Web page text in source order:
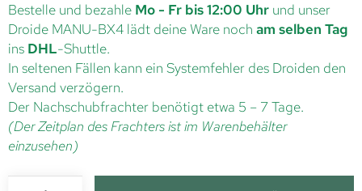
Bestelle und bezahle Mo - Fr bis 12:00 Uhr und unser
Droide MANU-BX4 lädt deine Ware noch am selben Tag
ins DHL-Shuttle.
In seltenen Fällen kann ein Systemfehler des Droiden den
Versand verzögern.
Der Nachschubfrachter benötigt etwa 5 – 7 Tage.
(Der Zeitplan des Frachters ist im Warenbehälter
einzusehen)